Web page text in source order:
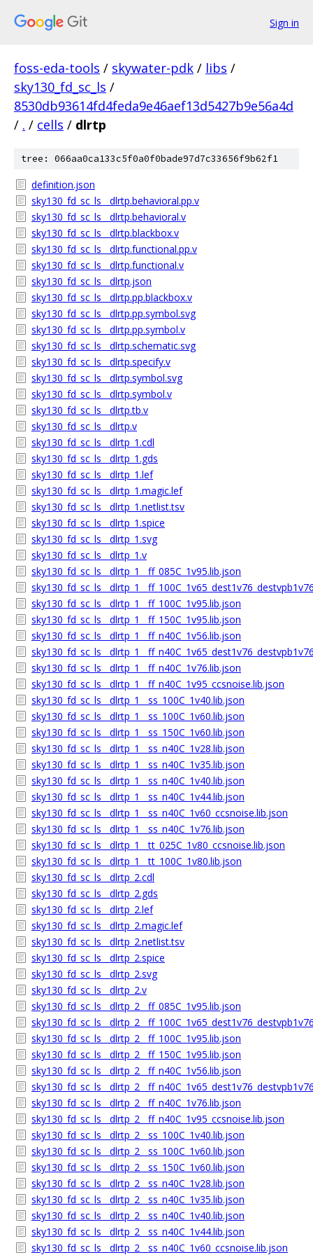
Sign in
foss-eda-tools / skywater-pdk / libs /
sky130_fd_sc_ls /
8530db93614fd4feda9e46aef13d5427b9e56a4d
/ . / cells / dlrtp
tree: 066aa0ca133c5f0a0f0bade97d7c33656f9b62f1
definition.json
sky130_fd_sc_ls__dlrtp.behavioral.pp.v
sky130_fd_sc_ls__dlrtp.behavioral.v
sky130_fd_sc_ls__dlrtp.blackbox.v
sky130_fd_sc_ls__dlrtp.functional.pp.v
sky130_fd_sc_ls__dlrtp.functional.v
sky130_fd_sc_ls__dlrtp.json
sky130_fd_sc_ls__dlrtp.pp.blackbox.v
sky130_fd_sc_ls__dlrtp.pp.symbol.svg
sky130_fd_sc_ls__dlrtp.pp.symbol.v
sky130_fd_sc_ls__dlrtp.schematic.svg
sky130_fd_sc_ls__dlrtp.specify.v
sky130_fd_sc_ls__dlrtp.symbol.svg
sky130_fd_sc_ls__dlrtp.symbol.v
sky130_fd_sc_ls__dlrtp.tb.v
sky130_fd_sc_ls__dlrtp.v
sky130_fd_sc_ls__dlrtp_1.cdl
sky130_fd_sc_ls__dlrtp_1.gds
sky130_fd_sc_ls__dlrtp_1.lef
sky130_fd_sc_ls__dlrtp_1.magic.lef
sky130_fd_sc_ls__dlrtp_1.netlist.tsv
sky130_fd_sc_ls__dlrtp_1.spice
sky130_fd_sc_ls__dlrtp_1.svg
sky130_fd_sc_ls__dlrtp_1.v
sky130_fd_sc_ls__dlrtp_1__ff_085C_1v95.lib.json
sky130_fd_sc_ls__dlrtp_1__ff_100C_1v95.lib.json
sky130_fd_sc_ls__dlrtp_1__ff_150C_1v95.lib.json
sky130_fd_sc_ls__dlrtp_1__ff_n40C_1v56.lib.json
sky130_fd_sc_ls__dlrtp_1__ff_n40C_1v76.lib.json
sky130_fd_sc_ls__dlrtp_1__ff_n40C_1v95_ccsnoise.lib.json
sky130_fd_sc_ls__dlrtp_1__ss_100C_1v40.lib.json
sky130_fd_sc_ls__dlrtp_1__ss_100C_1v60.lib.json
sky130_fd_sc_ls__dlrtp_1__ss_150C_1v60.lib.json
sky130_fd_sc_ls__dlrtp_1__ss_n40C_1v28.lib.json
sky130_fd_sc_ls__dlrtp_1__ss_n40C_1v35.lib.json
sky130_fd_sc_ls__dlrtp_1__ss_n40C_1v40.lib.json
sky130_fd_sc_ls__dlrtp_1__ss_n40C_1v44.lib.json
sky130_fd_sc_ls__dlrtp_1__ss_n40C_1v60_ccsnoise.lib.json
sky130_fd_sc_ls__dlrtp_1__ss_n40C_1v76.lib.json
sky130_fd_sc_ls__dlrtp_1__tt_025C_1v80_ccsnoise.lib.json
sky130_fd_sc_ls__dlrtp_1__tt_100C_1v80.lib.json
sky130_fd_sc_ls__dlrtp_2.cdl
sky130_fd_sc_ls__dlrtp_2.gds
sky130_fd_sc_ls__dlrtp_2.lef
sky130_fd_sc_ls__dlrtp_2.magic.lef
sky130_fd_sc_ls__dlrtp_2.netlist.tsv
sky130_fd_sc_ls__dlrtp_2.spice
sky130_fd_sc_ls__dlrtp_2.svg
sky130_fd_sc_ls__dlrtp_2.v
sky130_fd_sc_ls__dlrtp_2__ff_085C_1v95.lib.json
sky130_fd_sc_ls__dlrtp_2__ff_100C_1v95.lib.json
sky130_fd_sc_ls__dlrtp_2__ff_150C_1v95.lib.json
sky130_fd_sc_ls__dlrtp_2__ff_n40C_1v56.lib.json
sky130_fd_sc_ls__dlrtp_2__ff_n40C_1v76.lib.json
sky130_fd_sc_ls__dlrtp_2__ff_n40C_1v95_ccsnoise.lib.json
sky130_fd_sc_ls__dlrtp_2__ss_100C_1v40.lib.json
sky130_fd_sc_ls__dlrtp_2__ss_100C_1v60.lib.json
sky130_fd_sc_ls__dlrtp_2__ss_150C_1v60.lib.json
sky130_fd_sc_ls__dlrtp_2__ss_n40C_1v28.lib.json
sky130_fd_sc_ls__dlrtp_2__ss_n40C_1v35.lib.json
sky130_fd_sc_ls__dlrtp_2__ss_n40C_1v40.lib.json
sky130_fd_sc_ls__dlrtp_2__ss_n40C_1v44.lib.json
sky130_fd_sc_ls__dlrtp_2__ss_n40C_1v60_ccsnoise.lib.json